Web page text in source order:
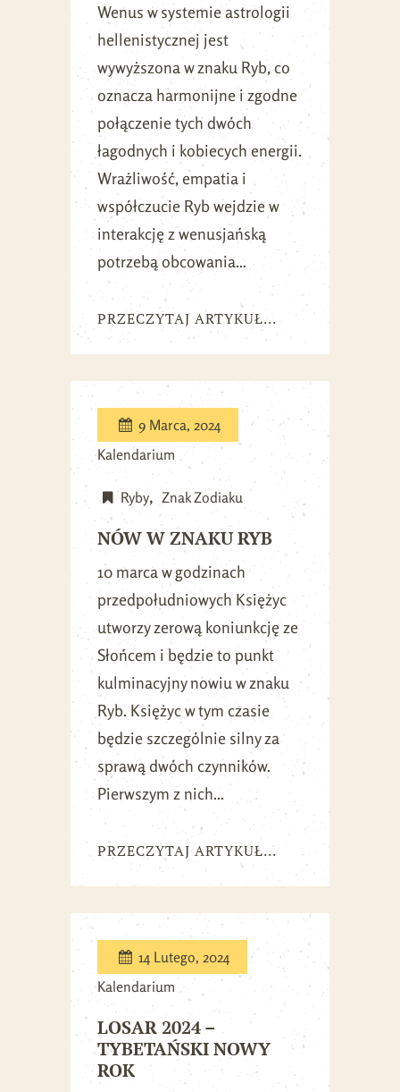
Wenus w systemie astrologii
hellenistycznej jest
wywyższona w znaku Ryb, co
oznacza harmonijne i zgodne
połączenie tych dwóch
łagodnych i kobiecych energii.
Wrażliwość, empatia i
współczucie Ryb wejdzie w
interakcję z wenusjańską
potrzebą obcowania...
PRZECZYTAJ ARTYKUŁ...
9 Marca, 2024
Kalendarium
Ryby Znak Zodiaku
NÓW W ZNAKU RYB
10 marca w godzinach
przedpołudniowych Księżyc
utworzy zerową koniunkcję ze
Słońcem i będzie to punkt
kulminacyjny nowiu w znaku
Ryb. Księżyc w tym czasie
będzie szczególnie silny za
sprawą dwóch czynników.
Pierwszym z nich...
PRZECZYTAJ ARTYKUŁ...
14 Lutego, 2024
Kalendarium
LOSAR 2024 –
TYBETAŃSKI NOWY
ROK